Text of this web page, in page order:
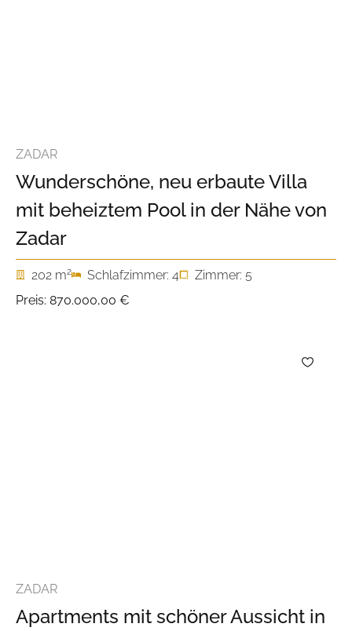
ZADAR
Wunderschöne, neu erbaute Villa
mit beheiztem Pool in der Nähe von
Zadar
202 m2 Schlafzimmer: 4
Zimmer: 5
Preis: 870.000,00 €
ZADAR
Apartments mit schöner Aussicht in